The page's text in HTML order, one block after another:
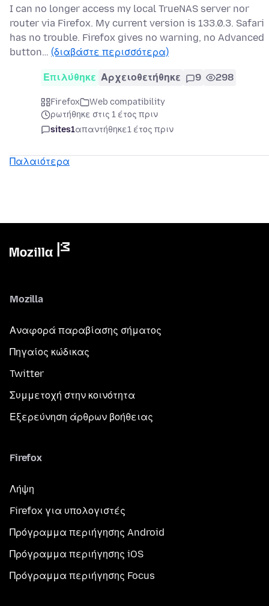
I can no longer access my local TrueNAS server nor
router via Firefox. My current version is 133.0.3. Safari
has no trouble. Firefox gives no warning, no Advanced
button… (διαβάστε περισσότερα)
Επιλύθηκε Αρχειοθετήθηκε 9 298
Firefox
Web compatibility
ρωτήθηκε στις 1 έτος πριν
sites1απαντήθηκε1 έτος πριν
Παλαιότερα
Mozilla
Αναφορά παραβίασης σήματος
Πηγαίος κώδικας
Twitter
Συμμετοχή στην κοινότητα
Εξερεύνηση άρθρων βοήθειας
Firefox
Λήψη
Firefox για υπολογιστές
Πρόγραμμα περιήγησης Android
Πρόγραμμα περιήγησης iOS
Πρόγραμμα περιήγησης Focus